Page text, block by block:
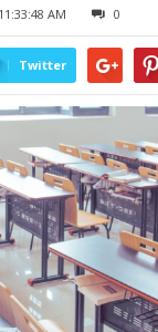
AM 0
Twitter